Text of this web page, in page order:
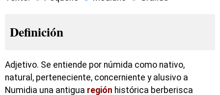
Definición
Adjetivo. Se entiende por númida como nativo,
natural, perteneciente, concerniente y alusivo a
Numidia una antigua región histórica berberisca